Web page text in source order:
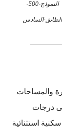
النموذج-500-
الطابق-السادس
والمساحات
درجات
استثنائية